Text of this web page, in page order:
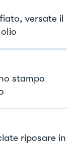
versate il
stampo
riposare in